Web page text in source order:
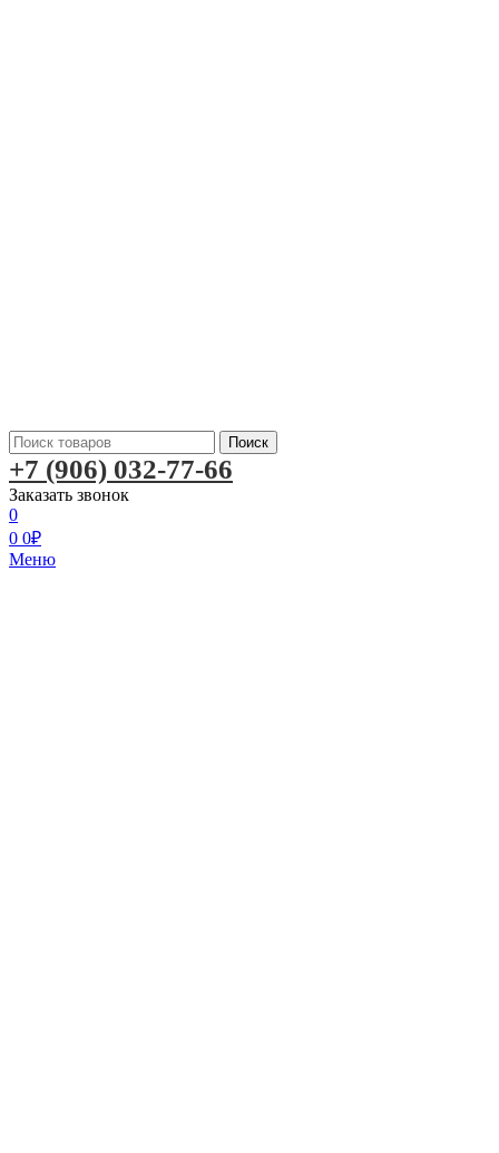
Поиск
+7 (906) 032-77-66
Заказать звонок
0
0 0₽
Меню